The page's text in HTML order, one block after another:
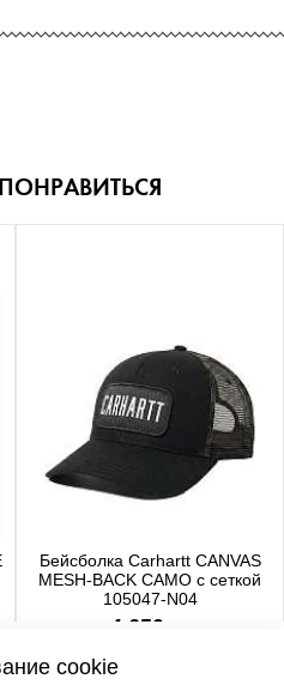
Бейсболка Carhartt CANVAS
MESH-BACK CAMO с сеткой
105047-N04
4 650 р.
cookie